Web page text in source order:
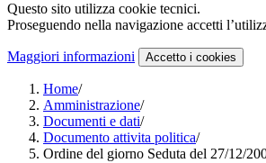
Questo sito utilizza cookie tecnici.
Proseguendo nella navigazione accetti
Maggiori informazioni Accetto i cookies
Home/
Amministrazione/
Documenti e dati/
Documento attivita politica/
Ordine del giorno Seduta del 27/12/